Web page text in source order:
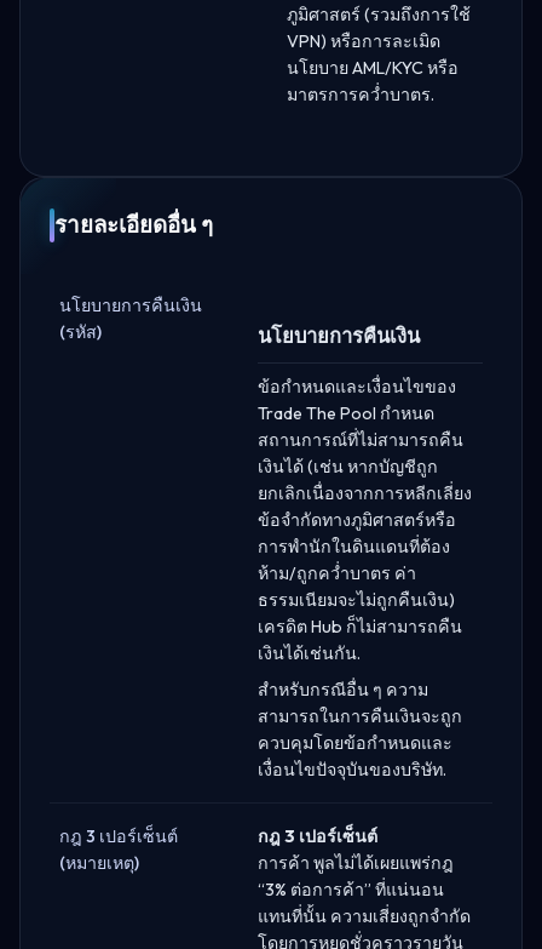
ภูมิศาสตร์ (รวมถึงการใช้
VPN) หรือการละเมิด
นโยบาย AML/KYC หรือ
มาตรการคว่ำบาตร.
รายละเอียดอื่น ๆ
นโยบายการคืนเงิน
(รหัส)
นโยบายการคืนเงิน
ข้อกำหนดและเงื่อนไขของ
Trade The Pool กำหนด
สถานการณ์ที่ไม่สามารถคืน
เงินได้ (เช่น หากบัญชีถูก
ยกเลิกเนื่องจากการหลีกเลี่ยง
ข้อจำกัดทางภูมิศาสตร์หรือ
การพำนักในดินแดนที่ต้อง
ห้าม/ถูกคว่ำบาตร ค่า
ธรรมเนียมจะไม่ถูกคืนเงิน)
เครดิต Hub ก็ไม่สามารถคืน
เงินได้เช่นกัน.
สำหรับกรณีอื่น ๆ ความ
สามารถในการคืนเงินจะถูก
ควบคุมโดยข้อกำหนดและ
เงื่อนไขปัจจุบันของบริษัท.
กฎ 3 เปอร์เซ็นต์
(หมายเหตุ)
กฎ 3 เปอร์เซ็นต์
การค้า พูลไม่ได้เผยแพร่กฎ
“3% ต่อการค้า” ที่แน่นอน
แทนที่นั้น ความเสี่ยงถูกจำกัด
โดยการหยุดชั่วคราวรายวัน